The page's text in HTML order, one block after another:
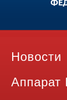
Новости
Аппарат